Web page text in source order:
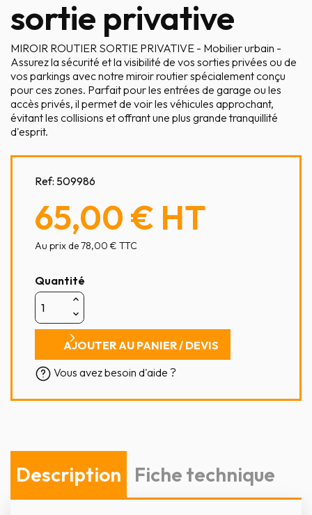
sortie privative
MIROIR ROUTIER SORTIE PRIVATIVE - Mobilier urbain -
Assurez la sécurité et la visibilité de vos sorties privées ou de
vos parkings avec notre miroir routier spécialement conçu
pour ces zones. Parfait pour les entrées de garage ou les
accès privés, il permet de voir les véhicules approchant,
évitant les collisions et offrant une plus grande tranquillité
d'esprit.
Ref: 509986
65,00 € HT
Au prix de 78,00 € TTC
Quantité
AJOUTER AU PANIER / DEVIS
Vous avez besoin d'aide ?
Description Fiche technique